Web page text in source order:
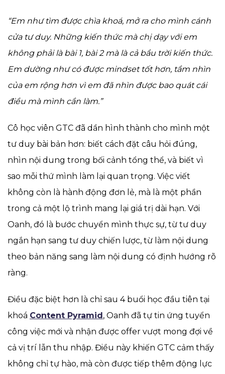
“Em như tìm được chìa khoá, mở ra cho mình cánh
cửa tư duy. Những kiến thức mà chị dạy với em
không phải là bài 1, bài 2 mà là cả bầu trời kiến thức.
Em dường như có được mindset tốt hơn, tầm nhìn
của em rộng hơn vì em đã nhìn được bao quát cái
điều mà mình cần làm.”
Cô học viên GTC đã dần hình thành cho mình một
tư duy bài bản hơn: biết cách đặt câu hỏi đúng,
nhìn nội dung trong bối cảnh tổng thể, và biết vì
sao mỗi thứ mình làm lại quan trọng. Việc viết
không còn là hành động đơn lẻ, mà là một phần
trong cả một lộ trình mang lại giá trị dài hạn. Với
Oanh, đó là bước chuyển mình thực sự, từ tư duy
ngắn hạn sang tư duy chiến lược, từ làm nội dung
theo bản năng sang làm nội dung có định hướng rõ
ràng.
Điều đặc biệt hơn là chỉ sau 4 buổi học đầu tiên tại
khoá Content Pyramid, Oanh đã tự tin ứng tuyển
công việc mới và nhận được offer vượt mong đợi về
cả vị trí lẫn thu nhập. Điều này khiến GTC cảm thấy
không chỉ tự hào, mà còn được tiếp thêm động lực